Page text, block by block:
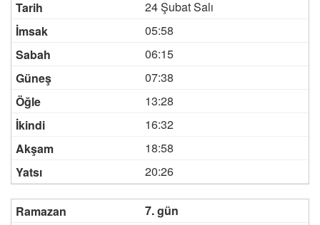
24 Şubat Salı
05:58
06:15
07:38
13:28
16:32
18:58
20:26
7. gün